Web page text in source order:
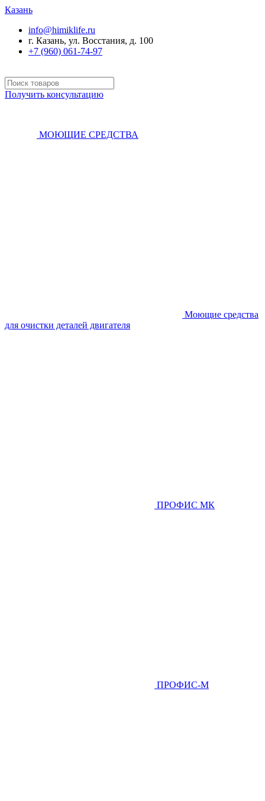
Казань
info@himiklife.ru
г. Казань, ул. Восстания, д. 100
+7 (960) 061-74-97
Получить консультацию
МОЮЩИЕ СРЕДСТВА
Моющие средства
для очистки деталей двигателя
ПРОФИС МК
ПРОФИС-М